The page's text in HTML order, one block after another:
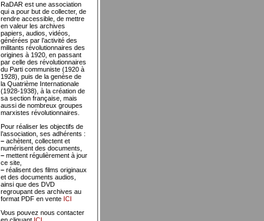
RaDAR est une association
qui a pour but de collecter, de
rendre accessible, de mettre
en valeur les archives
papiers, audios, vidéos,
générées par l’activité des
militants révolutionnaires des
origines à 1920, en passant
par celle des révolutionnaires
du Parti communiste (1920 à
1928), puis de la genèse de
la Quatrième Internationale
(1928-1938), à la création de
sa section française, mais
aussi de nombreux groupes
marxistes révolutionnaires.
Pour réaliser les objectifs de
l’association, ses adhérents :
– achètent, collectent et
numérisent des documents,
– mettent régulièrement à jour
ce site,
– réalisent des films originaux
et des documents audios,
ainsi que des DVD
regroupant des archives au
format PDF en vente ICI
Vous pouvez nous contacter